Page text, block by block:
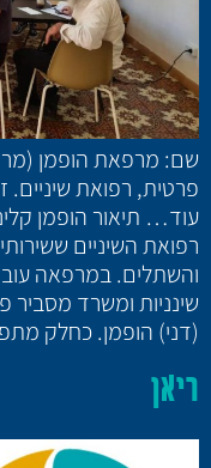
שם: מרפאת הופמן
עוד… תיאור הופמן
רפואת השיניים
והשתלים. במרפאה
שינניות ומשרד
(דני) הופמן. כחלק
ריאן